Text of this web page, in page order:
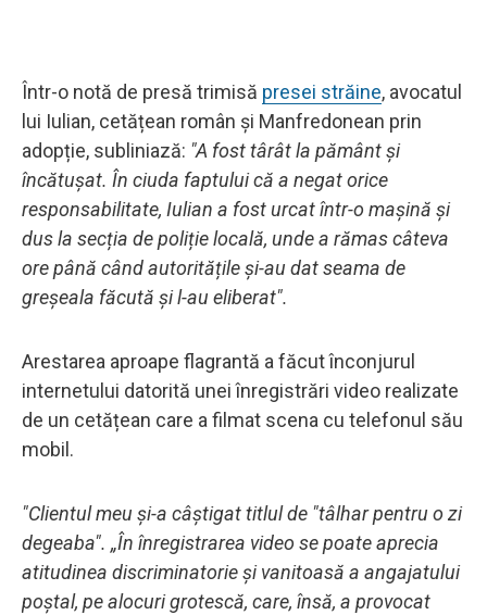
Într-o notă de presă trimisă presei străine, avocatul
lui Iulian, cetățean român și Manfredonean prin
adopție, subliniază: "A fost târât la pământ și
încătușat. În ciuda faptului că a negat orice
responsabilitate, Iulian a fost urcat într-o mașină și
dus la secția de poliție locală, unde a rămas câteva
ore până când autoritățile și-au dat seama de
greșeala făcută și l-au eliberat".
Arestarea aproape flagrantă a făcut înconjurul
internetului datorită unei înregistrări video realizate
de un cetățean care a filmat scena cu telefonul său
mobil.
"Clientul meu și-a câștigat titlul de "tâlhar pentru o zi
degeaba". „În înregistrarea video se poate aprecia
atitudinea discriminatorie și vanitoasă a angajatului
poștal, pe alocuri grotescă, care, însă, a provocat